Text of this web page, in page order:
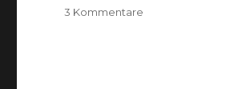
3 Kommentare